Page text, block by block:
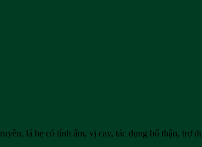
lá hẹ có tính ấm, vị cay, tác dụng bổ thận, trợ